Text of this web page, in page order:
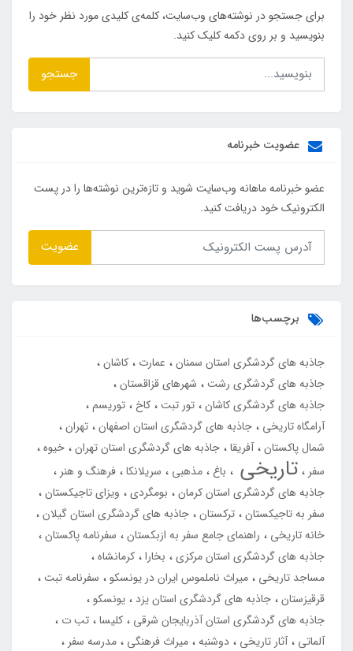
برای جستجو در نوشته‌های وب‌سایت، کلمه‌ی کلیدی مورد نظر خود را
بنویسید و بر روی دکمه کلیک کنید.
جستجو
عضویت خبرنامه
عضو خبرنامه ماهانه وب‌سایت شوید و تازه‌ترین نوشته‌ها را در پست
الکترونیک خود دریافت کنید.
عضویت
برچسب‌ها
جاذبه های گردشگری استان سمنان عمارت
کاشان
جاذبه های گردشگری رشت
شهرهای قزاقستان
جاذبه های گردشگری کاشان تور تبت کاخ توریسم
آرامگاه تاریخی
جاذبه های گردشگری استان اصفهان تهران
شمال پاکستان آفریقا جاذبه های گردشگری استان تهران خیوه
سفر
تاریخی باغ مذهبی سریلانکا فرهنگ و هنر
جاذبه های گردشگری استان کرمان
بومگردی
ویزای تاجیکستان
سفر به تاجیکستان ترکستان جاذبه های گردشگری استان گیلان
خانه تاریخی
راهنمای جامع سفر به ازبکستان
سفرنامه پاکستان
جاذبه های گردشگری استان مرکزی
بخارا کرمانشاه
مساجد تاریخی
میراث ناملموس ایران در یونسکو
سفرنامه تبت
قرقیزستان جاذبه های گردشگری استان یزد
یونسکو
جاذبه های گردشگری استان آذربایجان شرقی
کلیسا تب ت
آلماتی
آثار تاریخی دوشنبه میراث فرهنگی
مدرسه سفر